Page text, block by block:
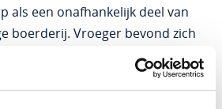
als een onafhankelijk deel van
boerderij. Vroeger bevond zich
De laatste jaren
en uitgebreid in het